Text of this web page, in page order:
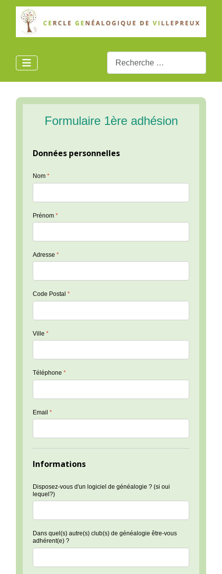
Formulaire 1ère adhésion
Données personnelles
Nom *
Prénom *
Adresse *
Code Postal *
Ville *
Téléphone *
Email *
Informations
Disposez-vous d'un logiciel de généalogie ? (si oui
lequel?)
Dans quel(s) autre(s) club(s) de généalogie être-vous
adhérent(e) ?